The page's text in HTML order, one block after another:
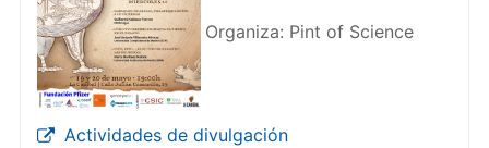
Organiza: Pint of Science
Actividades de divulgación